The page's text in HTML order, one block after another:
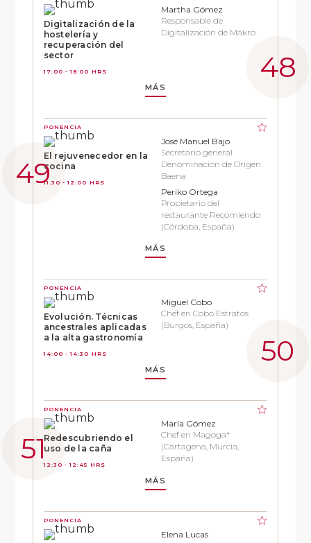
Digitalización de la
hostelería y
recuperación del
sector
17:00 - 18:00 HRS
Martha Gómez
Responsable de
Digitalización de Makro
MÁS
PONENCIA
El rejuvenecedor en la
cocina
11:30 - 12:00 HRS
José Manuel Bajo
Secretario general
Denominación de Origen
Baena
Periko Ortega
Propietario del
restaurante Recomiendo
(Córdoba, España)
MÁS
PONENCIA
Evolución. Técnicas
ancestrales aplicadas
a la alta gastronomía
14:00 - 14:30 HRS
Miguel Cobo
Chef en Cobo Estratos
(Burgos, España)
MÁS
PONENCIA
Redescubriendo el
uso de la caña
12:30 - 12:45 HRS
María Gómez
Chef en Magoga*
(Cartagena, Murcia,
España)
MÁS
PONENCIA
Elena Lucas